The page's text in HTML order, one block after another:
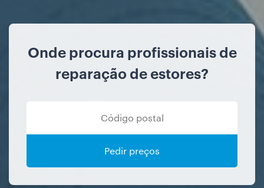
Onde procura profissionais de
reparação de estores?
Pedir preços